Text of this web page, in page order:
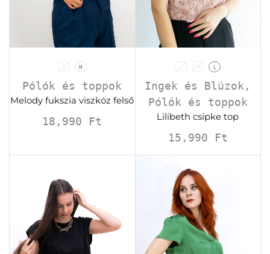
S M
Pólók és toppok
Melody fukszia viszkóz felső
18,990 Ft
S M L
Ingek és Blúzok ,
Pólók és toppok
Lilibeth csipke top
15,990 Ft